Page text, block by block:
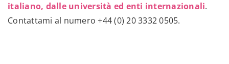
italiano, dalle università ed enti internazionali.
Contattami al numero+44 (0) 20 3332 0505.